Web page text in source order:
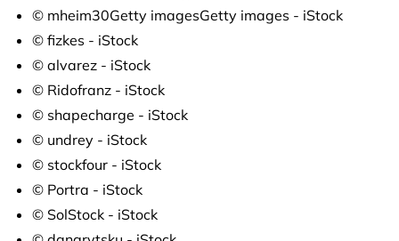
© mheim30Getty imagesGetty images - iStock
© fizkes - iStock
© alvarez - iStock
© Ridofranz - iStock
© shapecharge - iStock
© undrey - iStock
© stockfour - iStock
© Portra - iStock
© SolStock - iStock